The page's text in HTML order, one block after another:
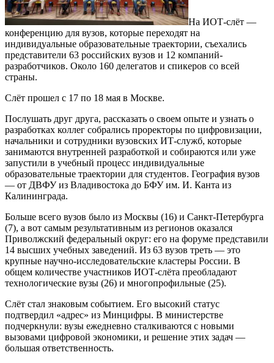
На ИОТ-слёт —
конференцию для вузов, которые переходят на
индивидуальные образовательные траектории, съехались
представители 63 российских вузов и 12 компаний-
разработчиков. Около 160 делегатов и спикеров со всей
страны.
Слёт прошел с 17 по 18 мая в Москве.
Послушать друг друга, рассказать о своем опыте и узнать о
разработках коллег собрались проректоры по цифровизации,
начальники и сотрудники вузовских ИТ-служб, которые
занимаются внутренней разработкой и собираются или уже
запустили в учебный процесс индивидуальные
образовательные траектории для студентов. География вузов
— от ДВФУ из Владивостока до БФУ им. И. Канта из
Калининграда.
Больше всего вузов было из Москвы (16) и Санкт-Петербурга
(7), а вот самым результативным из регионов оказался
Приволжский федеральный округ: его на форуме представили
14 высших учебных заведений. Из 63 вузов треть — это
крупные научно-исследовательские кластеры России. В
общем количестве участников ИОТ-слёта преобладают
технологические вузы (26) и многопрофильные (25).
Слёт стал знаковым событием. Его высокий статус
подтвердил «адрес» из Минцифры. В министерстве
подчеркнули: вузы ежедневно сталкиваются с новыми
вызовами цифровой экономики, и решение этих задач —
большая ответственность.